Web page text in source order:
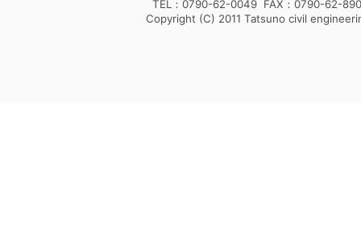
TEL：0790-62-0049 FAX：0790-62-
Copyright (C) 2011 Tatsuno civil